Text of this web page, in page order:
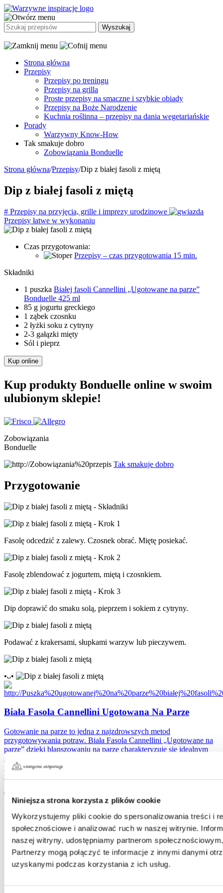
Niniejsza strona korzysta z plików cookie
Wykorzystujemy pliki cookie do spersonalizowania treści i
społecznościowe i analizować ruch w naszej witrynie.
naszej witryny, udostępniamy partnerom
Partnerzy mogą połączyć te informacje z innymi danymi
uzyskanymi podczas korzystania z ich usług.
Strona główna
Przepisy
Przepisy po treningu
Przepisy na grilla
Proste przepisy na smaczne i szybkie obiady
Przepisy na Boże Narodzenie
Kuchnia roślinna – przepisy na dania wegetariańskie
Porady
Warzywny Know-How
Tak smakuje dobro
Zobowiązania Bonduelle
Strona główna/Przepisy/Dip z białej fasoli z miętą
Dip z białej fasoli z miętą
# Przepisy na przyjęcia, grille i imprezy urodzinowe
Przepisy łatwe w wykonaniu
Czas przygotowania:
Przepisy – czas przygotowania 15 min.
Składniki
1 puszka Białej fasoli Cannellini „Ugotowane na parze”
Bonduelle 425 ml
85 g jogurtu greckiego
1 ząbek czosnku
2 łyżki soku z cytryny
2-3 gałązki mięty
Sól i pieprz
Kup online
Kup produkty Bonduelle online w swoim
ulubionym sklepie!
Zobowiązania
Bonduelle
Tak smakuje dobro
Przygotowanie
Fasolę odcedzić z zalewy. Czosnek obrać. Miętę posiekać.
Fasolę zblendować z jogurtem, miętą i czosnkiem.
Dip doprawić do smaku solą, pieprzem i sokiem z cytryny.
Podawać z krakersami, słupkami warzyw lub pieczywem.
•ᴗ•
Biała Fasola Cannellini Ugotowana Na Parze
Gotowanie na parze to jedna z najzdrowszych metod
przygotowywania potraw. Biała Fasola Cannellini „Ugotowane na
parze” dzięki blanszowaniu na parze charakteryzuje się idealnym
smakiem i chrupkością, pięknym kolorem oraz utrzymaniem wielu
wartości odżywczych. Świetnie sprawdzi się jako składnik sałatek,
zup, past, w daniach wegetariańskich i wegańskich.
Tagi:
cytryna
czosnek
dip
fasola
jogurt
krakers
mięta